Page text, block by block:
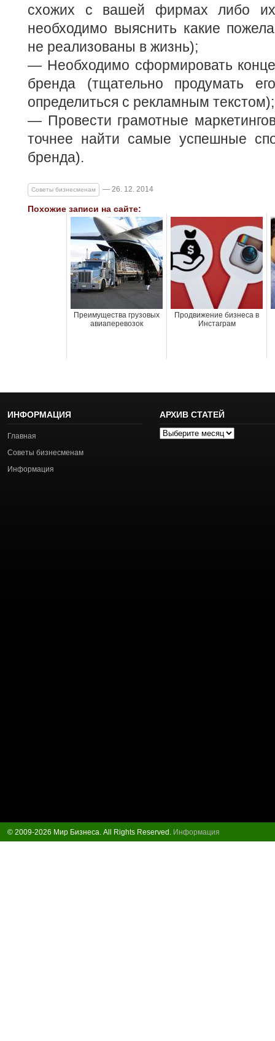
схожих с вашей фирмах либо их
необходимо выяснить какие
не реализованы в жизнь);
— Необходимо сформировать
бренда (тщательно продумать
определиться с рекламным текстом);
— Провести грамотные
точнее найти самые успешные
бренда).
Советы бизнесменам — 26. 12. 2014
Похожие записи на сайте:
Преимущества грузовых
авиаперевозок
Продвижение бизнеса в
Инстаграм
ИНФОРМАЦИЯ
Главная
Советы бизнесменам
Информация
АРХИВ СТАТЕЙ
Архив
© 2009-2026 Мир Бизнеса. All Rights Reserved. Информация